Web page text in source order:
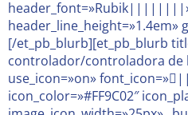
header_font=»Rubik||||||||»
header_line_height=»1.4em»
[/et_pb_blurb][et_pb_blurb
controlador/controladora de
use_icon=»on»
icon_color=»#FF9C02″